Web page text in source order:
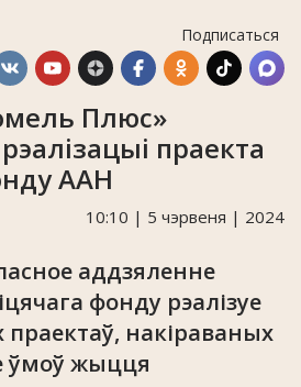
Подписаться
Плюс»
праекта
ААН
10:10 | 5 чэрвеня | 2024
аддзяленне
фонду рэалізуе
праектаў, накіраваных
ўмоў жыцця